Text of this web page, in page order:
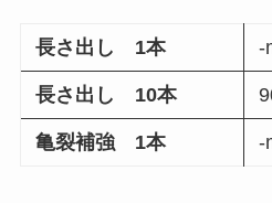
長さ出し 1本 -
長さ出し 10本
亀裂補強 1本 -